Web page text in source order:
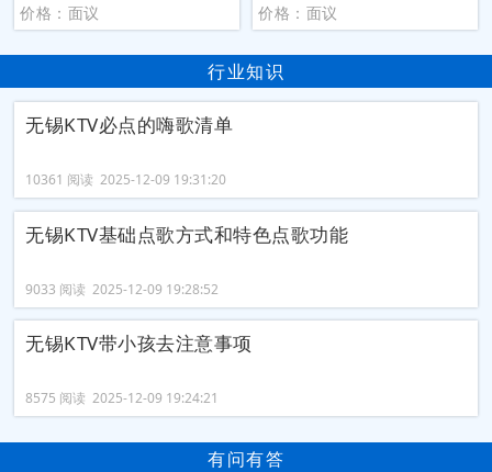
价格：面议 价格：面议
行业知识
无锡KTV必点的嗨歌清单
10361 阅读 2025-12-09 19:31:20
无锡KTV基础点歌方式和特色点歌功能
9033 阅读 2025-12-09 19:28:52
无锡KTV带小孩去注意事项
8575 阅读 2025-12-09 19:24:21
有问有答